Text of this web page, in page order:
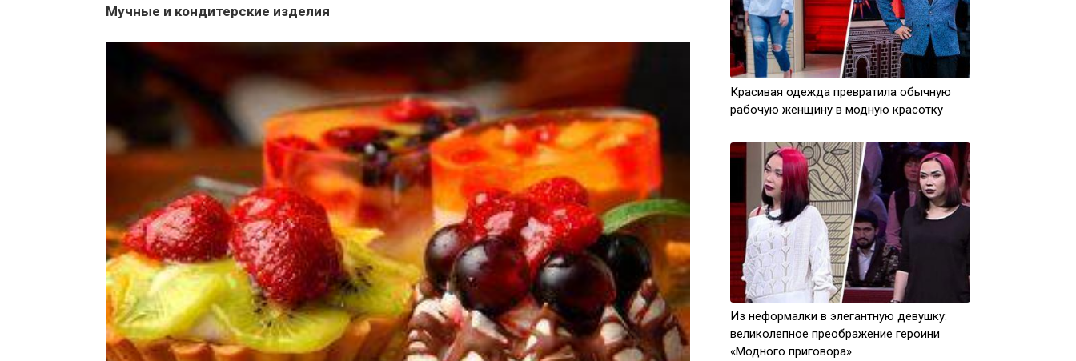
Мучные и кондитерские изделия
Красивая одежда превратила обычную
рабочую женщину в модную красотку
Из неформалки в элегантную девушку:
великолепное преображение героини
«Модного приговора».